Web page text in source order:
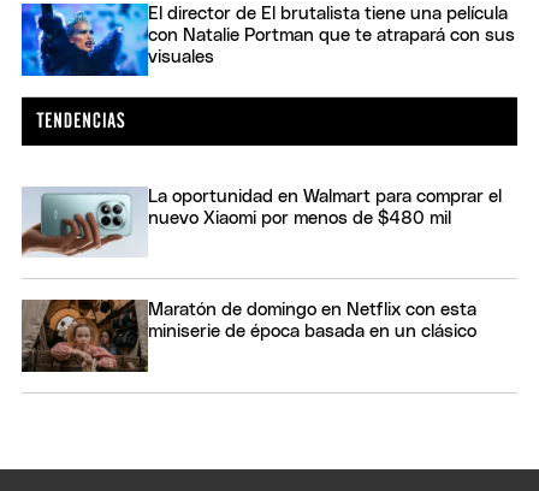
El director de El brutalista tiene una película
con Natalie Portman que te atrapará con sus
visuales
La oportunidad en Walmart para comprar el
nuevo Xiaomi por menos de $480 mil
Maratón de domingo en Netflix con esta
miniserie de época basada en un clásico